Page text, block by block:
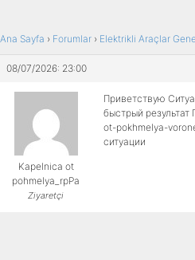
Ana Sayfa › Forumlar › Elektrikli Araçlar
08/07/2026: 23:00
Kapelnica ot
pohmelya_rpPa
Ziyaretçi
Приветствую
быстрый
ot-pokhmelya-
ситуации